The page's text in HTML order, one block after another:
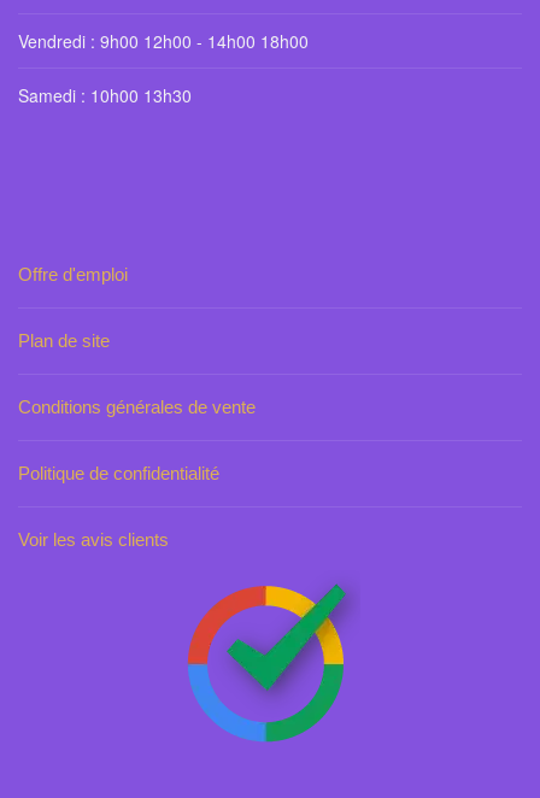
Vendredi : 9h00 12h00 - 14h00 18h00
Samedi : 10h00 13h30
Offre d'emploi
Plan de site
Conditions générales de vente
Politique de confidentialité
Voir les avis clients